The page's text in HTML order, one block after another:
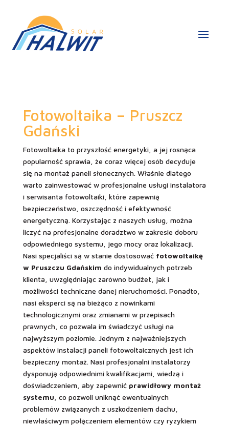
Fotowoltaika – Pruszcz
Gdański
Fotowoltaika to przyszłość energetyki, a jej rosnąca
popularność sprawia, że coraz więcej osób decyduje
się na montaż paneli słonecznych. Właśnie dlatego
warto zainwestować w profesjonalne usługi instalatora
i serwisanta fotowoltaiki, które zapewnią
bezpieczeństwo, oszczędność i efektywność
energetyczną. Korzystając z naszych usług, można
liczyć na profesjonalne doradztwo w zakresie doboru
odpowiedniego systemu, jego mocy oraz lokalizacji.
Nasi specjaliści są w stanie dostosować fotowoltaikę
w Pruszczu Gdańskim do indywidualnych potrzeb
klienta, uwzględniając zarówno budżet, jak i
możliwości techniczne danej nieruchomości. Ponadto,
nasi eksperci są na bieżąco z nowinkami
technologicznymi oraz zmianami w przepisach
prawnych, co pozwala im świadczyć usługi na
najwyższym poziomie. Jednym z najważniejszych
aspektów instalacji paneli fotowoltaicznych jest ich
bezpieczny montaż. Nasi profesjonalni instalatorzy
dysponują odpowiednimi kwalifikacjami, wiedzą i
doświadczeniem, aby zapewnić prawidłowy montaż
systemu , co pozwoli uniknąć ewentualnych
problemów związanych z uszkodzeniem dachu,
niewłaściwym połączeniem elementów czy ryzykiem